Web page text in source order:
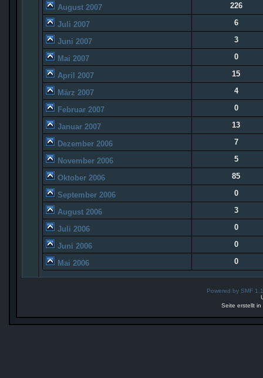
August 2007 226
Juli 2007 6
Juni 2007 3
Mai 2007 0
April 2007 15
März 2007 4
Februar 2007 0
Januar 2007 13
Dezember 2006 7
November 2006 5
Oktober 2006 85
September 2006 0
August 2006 3
Juli 2006 0
Juni 2006 0
Mai 2006 0
Powered by SMF
Seite erstellt